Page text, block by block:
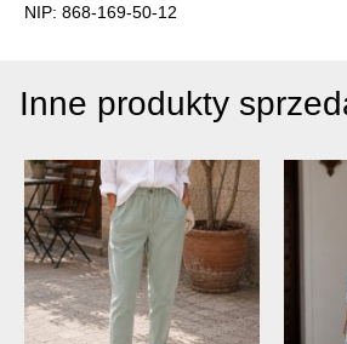
NIP: 868-169-50-12
Inne produkty